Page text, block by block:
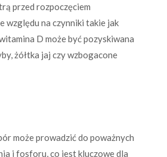
przed rozpoczęciem
względu na czynniki takie jak
D może być pozyskiwana
żółtka jaj czy wzbogacone
może prowadzić do poważnych
i fosforu, co jest kluczowe dla